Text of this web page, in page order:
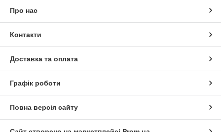
Про нас
Контакти
Доставка та оплата
Графік роботи
Повна версія сайту